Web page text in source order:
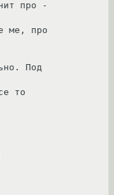
Под
то